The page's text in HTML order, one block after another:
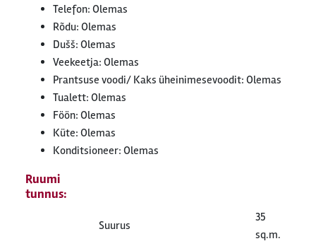
Telefon: Olemas
Rõdu: Olemas
Dušš: Olemas
Veekeetja: Olemas
Prantsuse voodi/ Kaks üheinimesevoodit: Olemas
Tualett: Olemas
Föön: Olemas
Küte: Olemas
Konditsioneer: Olemas
Suurus
35
sq.m.
Ruumi
tunnus: